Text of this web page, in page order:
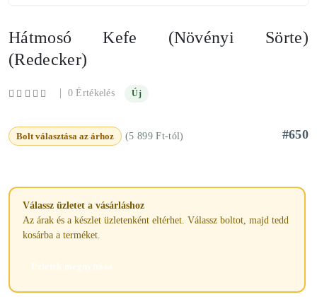
Hátmosó Kefe (növényi Sörte)
(Redecker)
| 0 Értékelés Új
Bolt választása az árhoz (5 899 Ft-tól) #650
Válassz üzletet a vásárláshoz
Az árak és a készlet üzletenként eltérhet. Válassz boltot, majd tedd
kosárba a terméket.
Üzletek megnyitása